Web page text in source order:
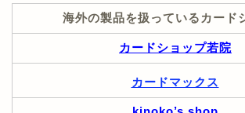
海外の製品を扱っているカード
カードショップ若院
カードマックス